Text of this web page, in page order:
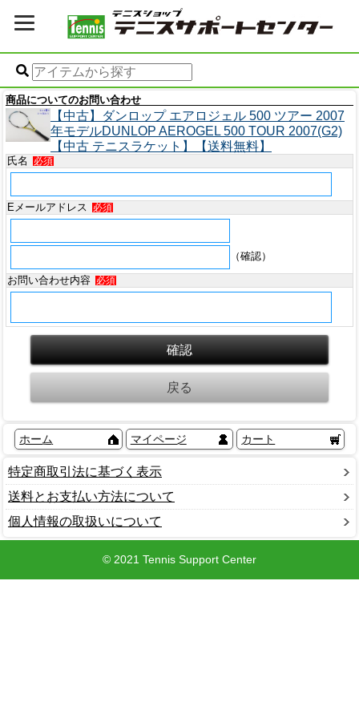
商品についてのお問い合わせ
【中古】ダンロップ エアロジェル 500 ツアー 2007
年モデルDUNLOP AEROGEL 500 TOUR 2007(G2)
【中古 テニスラケット】【送料無料】
氏名 必須
Eメールアドレス 必須
（確認）
お問い合わせ内容
必須
ホーム マイページ カート
特定商取引法に基づく表示
送料とお支払い方法について
個人情報の取扱いについて
© 2021 Tennis Support Center